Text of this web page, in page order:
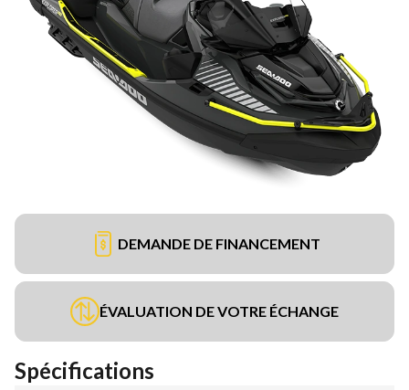
DEMANDE DE FINANCEMENT
ÉVALUATION DE VOTRE ÉCHANGE
Spécifications